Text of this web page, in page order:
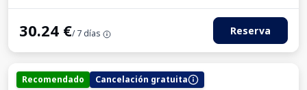
30.24 €/ 7 días Reserva
Recomendado Cancelación gratuita